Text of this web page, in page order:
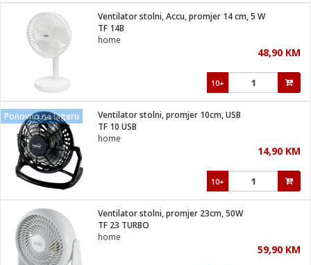
Vitrine
osigurači
Ventilator stolni, Accu, promjer 14 cm, 5 W
TF 14B
home
48,90 KM
10+
Ponovno na lageru
Ventilator stolni, promjer 10cm, USB
TF 10 USB
home
14,90 KM
10+
Ventilator stolni, promjer 23cm, 50W
TF 23 TURBO
home
59,90 KM